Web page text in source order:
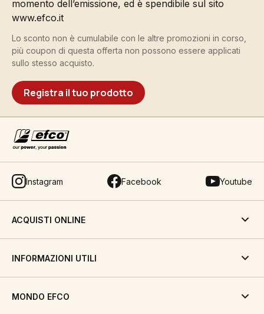
momento dell’emissione, ed è spendibile sul sito
www.efco.it
Lo sconto non è cumulabile con le altre promozioni in corso,
più coupon di questa offerta non possono essere applicati
sullo stesso acquisto.
Registra il tuo prodotto
Instagram Facebook Youtube
ACQUISTI ONLINE
INFORMAZIONI UTILI
MONDO EFCO